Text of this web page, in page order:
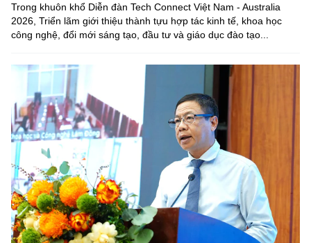
Trong khuôn khổ Diễn đàn Tech Connect Việt Nam - Australia
2026, Triển lãm giới thiệu thành tựu hợp tác kinh tế, khoa học
công nghệ, đổi mới sáng tạo, đầu tư và giáo dục đào tạo...